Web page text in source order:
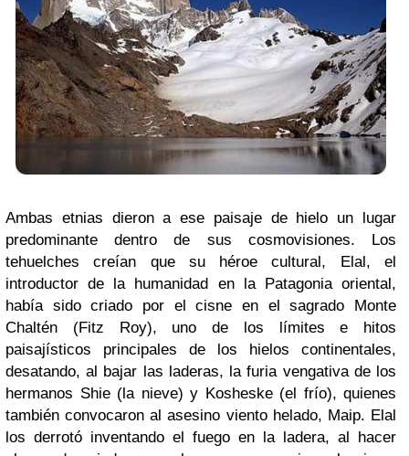
Ambas etnias dieron a ese paisaje de hielo un lugar
predominante dentro de sus cosmovisiones. Los
tehuelches creían que su héroe cultural, Elal, el
introductor de la humanidad en la Patagonia oriental,
había sido criado por el cisne en el sagrado Monte
Chaltén (Fitz Roy), uno de los límites e hitos
paisajísticos principales de los hielos continentales,
desatando, al bajar las laderas, la furia vengativa de los
hermanos Shie (la nieve) y Kosheske (el frío), quienes
también convocaron al asesino viento helado, Maip. Elal
los derrotó inventando el fuego en la ladera, al hacer